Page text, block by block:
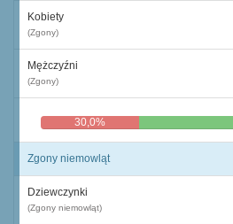
Kobiety
(Zgony)
Mężczyźni
(Zgony)
30,0%
Zgony niemowląt
Dziewczynki
(Zgony niemowląt)